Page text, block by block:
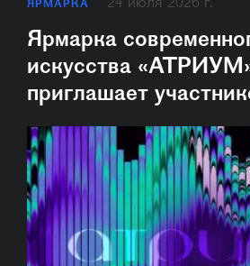
ЯРМАРКА 24 июля 2026 г.
Ярмарка
искусства
приглашает